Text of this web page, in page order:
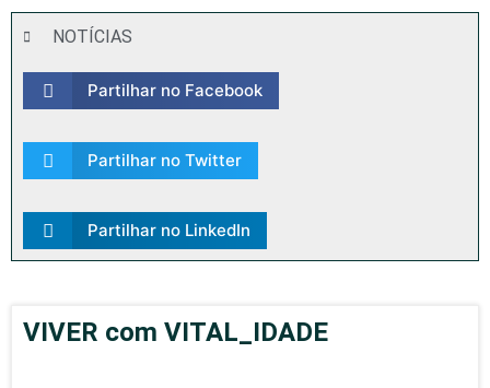
NOTÍCIAS
Partilhar no Facebook
Partilhar no Twitter
Partilhar no LinkedIn
VIVER com VITAL_IDADE